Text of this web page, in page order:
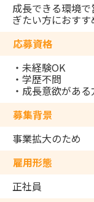
成長できる環境
ぎたい方におす
応募資格
・未経験OK
・学歴不問
・成長意欲がある
募集背景
事業拡大のため
雇用形態
正社員